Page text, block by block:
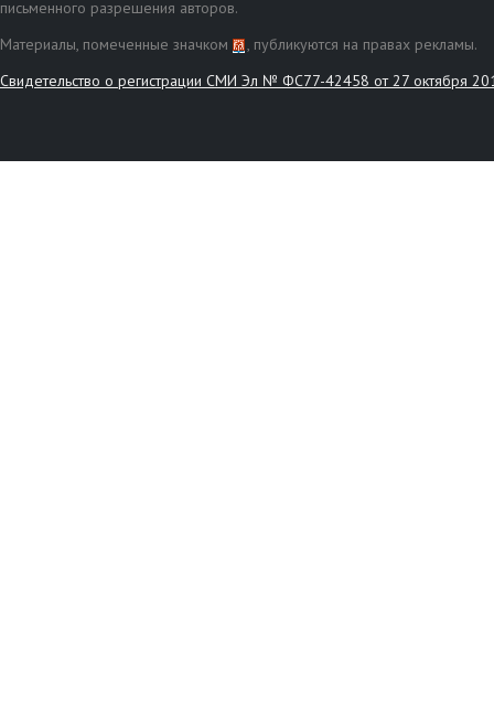
письменного разрешения авторов.
Материалы, помеченные значком
, публикуются на правах рекламы.
Свидетельство о регистрации СМИ Эл № ФС77-42458 от 27 октября